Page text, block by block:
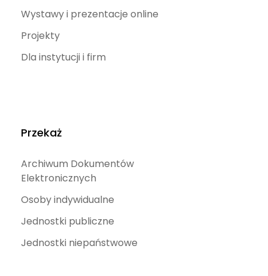
Wystawy i prezentacje online
Projekty
Dla instytucji i firm
Przekaż
Archiwum Dokumentów
Elektronicznych
Osoby indywidualne
Jednostki publiczne
Jednostki niepaństwowe